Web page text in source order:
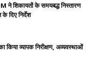
ने शिकायतों के समयबद्ध निस्तारण
दिए निर्देश
व्यापक निरीक्षण, अव्यवस्थाओं